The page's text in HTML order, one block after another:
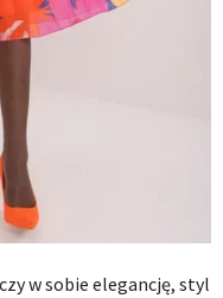
w sobie elegancję, styl